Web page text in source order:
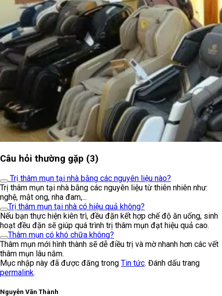
Câu hỏi thường gặp (3)
Trị thâm mụn tại nhà bằng các nguyên liệu nào?
Trị thâm mụn tại nhà bằng các nguyên liệu từ thiên nhiên như:
nghệ, mật ong, nha đam,...
Trị thâm mụn tại nhà có hiệu quả không?
Nếu bạn thực hiện kiên trì, đều đặn kết hợp chế độ ăn uống, sinh
hoạt đều đặn sẽ giúp quá trình trị thâm mụn đạt hiệu quả cao.
Thâm mụn có khó chữa không?
Thâm mụn mới hình thành sẽ dễ điều trị và mờ nhanh hơn các vết
thâm mụn lâu năm.
Mục nhập này đã được đăng trong Tin tức. Đánh dấu trang
permalink.
Nguyễn Văn Thành